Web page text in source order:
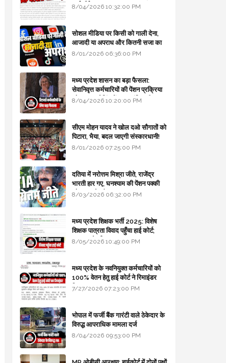
मार्गदर्शिका
8/04/2026 10:32:00 PM
सोशल मीडिया पर किसी को गाली देना,
आजादी या अपराध और कितनी सजा का
प्रावधान - free legal advice
8/01/2026 06:36:00 PM
मध्य प्रदेश शासन का बड़ा फैसला:
सेवानिवृत्त कर्मचारियों की पेंशन प्रक्रिया
और बजट कोडिंग में हुए क्रांतिकारी
8/04/2026 10:20:00 PM
सीएम मोहन यादव ने खोल दओ सौगातों को
पिटारा, भैया, बदल जाएगी संस्कारधानी!
8/01/2026 07:25:00 PM
दतिया में नरोत्तम मिश्रा जीते, राजेंद्र
भारती हार गए, घनश्याम की पेंशन पक्की
और आशुतोष बैक टू...
8/03/2026 06:32:00 PM
मध्य प्रदेश शिक्षक भर्ती 2025: विशेष
शिक्षक पात्रता विवाद पहुँचा हाई कोर्ट;
सरकार से माँगा जवाब
8/05/2026 10:49:00 PM
मध्य प्रदेश के नवनियुक्त कर्मचारियों को
100% वेतन हेतु हाई कोर्ट ने रिमाइंडर
लिखा
7/27/2026 07:23:00 PM
भोपाल में फर्जी बैंक गारंटी वाले ठेकेदार के
विरुद्ध आपराधिक मामला दर्ज
8/04/2026 09:53:00 PM